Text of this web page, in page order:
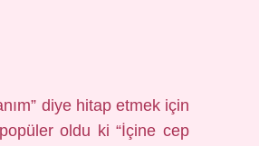
diye hitap etmek için
oldu ki “İçine cep